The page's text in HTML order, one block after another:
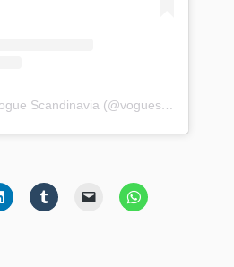
A post shared by Vogue Scandinavia (@voguescandinavia)